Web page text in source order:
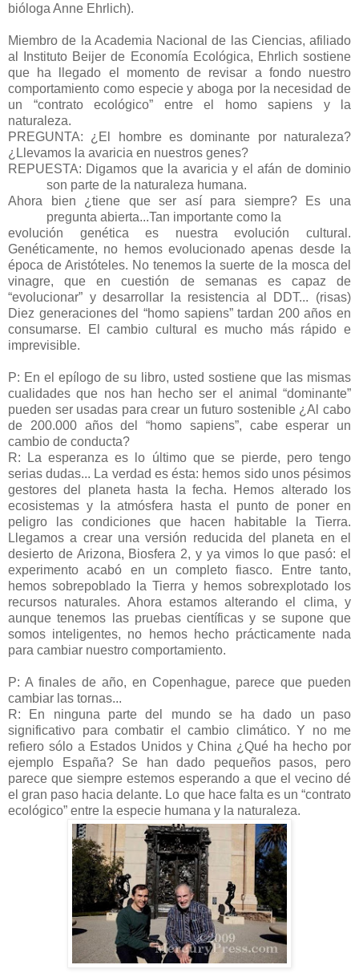
bióloga Anne Ehrlich).
Miembro de la Academia Nacional de las Ciencias, afiliado
al Instituto Beijer de Economía Ecológica, Ehrlich sostiene
que ha llegado el momento de revisar a fondo nuestro
comportamiento como especie y aboga por la necesidad de
un “contrato ecológico” entre el homo sapiens y la
naturaleza.
PREGUNTA: ¿El hombre es dominante por naturaleza?
¿Llevamos la avaricia en nuestros genes?
REPUESTA: Digamos que la avaricia y el afán de dominio
son parte de la naturaleza humana.
Ahora bien ¿tiene que ser así para siempre? Es una
pregunta abierta...Tan importante como la
evolución genética es nuestra evolución cultural.
Genéticamente, no hemos evolucionado apenas desde la
época de Aristóteles. No tenemos la suerte de la mosca del
vinagre, que en cuestión de semanas es capaz de
“evolucionar” y desarrollar la resistencia al DDT... (risas)
Diez generaciones del “homo sapiens” tardan 200 años en
consumarse. El cambio cultural es mucho más rápido e
imprevisible.
P: En el epílogo de su libro, usted sostiene que las mismas
cualidades que nos han hecho ser el animal “dominante”
pueden ser usadas para crear un futuro sostenible ¿Al cabo
de 200.000 años del “homo sapiens”, cabe esperar un
cambio de conducta?
R: La esperanza es lo último que se pierde, pero tengo
serias dudas... La verdad es ésta: hemos sido unos pésimos
gestores del planeta hasta la fecha. Hemos alterado los
ecosistemas y la atmósfera hasta el punto de poner en
peligro las condiciones que hacen habitable la Tierra.
Llegamos a crear una versión reducida del planeta en el
desierto de Arizona, Biosfera 2, y ya vimos lo que pasó: el
experimento acabó en un completo fiasco. Entre tanto,
hemos sobrepoblado la Tierra y hemos sobrexplotado los
recursos naturales. Ahora estamos alterando el clima, y
aunque tenemos las pruebas científicas y se supone que
somos inteligentes, no hemos hecho prácticamente nada
para cambiar nuestro comportamiento.
P: A finales de año, en Copenhague, parece que pueden
cambiar las tornas...
R: En ninguna parte del mundo se ha dado un paso
significativo para combatir el cambio climático. Y no me
refiero sólo a Estados Unidos y China ¿Qué ha hecho por
ejemplo España? Se han dado pequeños pasos, pero
parece que siempre estemos esperando a que el vecino dé
el gran paso hacia delante. Lo que hace falta es un “contrato
ecológico” entre la especie humana y la naturaleza.